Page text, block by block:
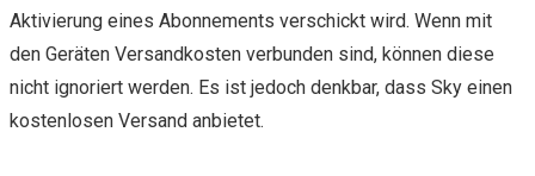
Aktivierung eines Abonnements verschickt wird. Wenn mit
den Geräten Versandkosten verbunden sind, können diese
nicht ignoriert werden. Es ist jedoch denkbar, dass Sky einen
kostenlosen Versand anbietet.